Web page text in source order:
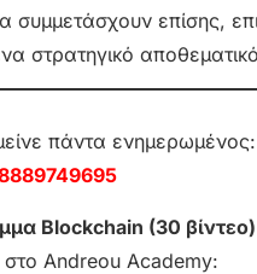
συμμετάσχουν επίσης,
στρατηγικό
πάντα ενημερωμένος:
Blockchain (30 βίντεο)
Andreou Academy: